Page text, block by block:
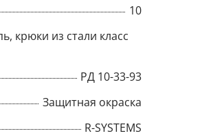
10
крюки из стали класс
РД 10-33-93
Защитная окраска
R-SYSTEMS
Title